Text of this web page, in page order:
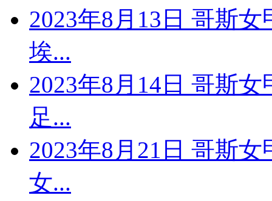
2023年8月13日 哥斯
埃...
2023年8月14日 哥斯
足...
2023年8月21日 哥斯
女...